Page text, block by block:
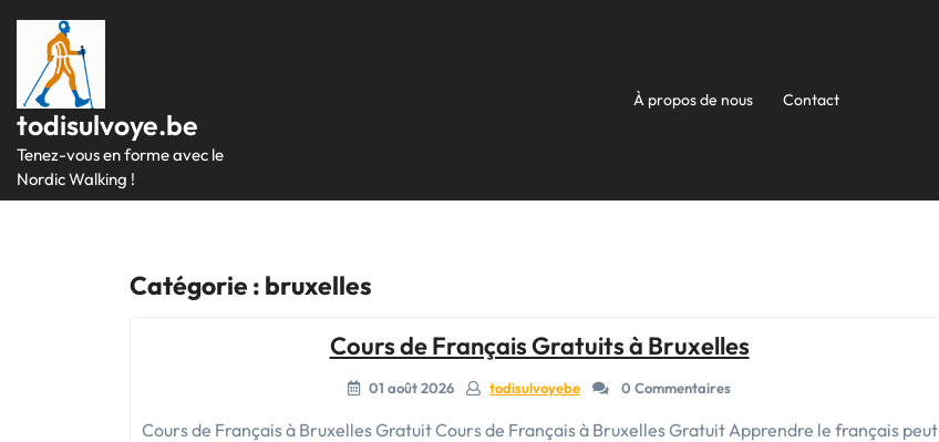
contenu
todisulvoye.be
Tenez-vous en forme avec le
Nordic Walking !
À propos de nous Contact
Catégorie : bruxelles
Cours de Français Gratuits à Bruxelles
01 août 2026 todisulvoyebe 0 Commentaires
Cours de Français à Bruxelles Gratuit Cours de Français à Bruxelles Gratuit Apprendre le français peut